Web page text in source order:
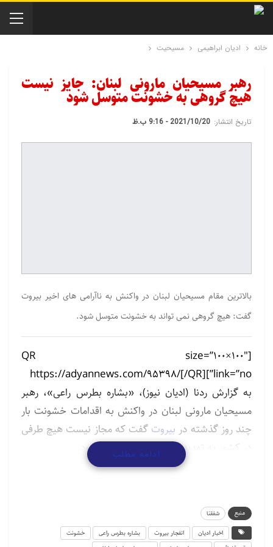
خانه ادیان ابراهیمی مسیحیت
رهبر مسیحیان مارونی لبنان: جایز نیست
هیچ گروهی به خشونت متوسل شود
تاریخ انتشار: 2021/10/20 - 9:16 ب.ظ
بالاترین مقام مسیحیان لبنان در واکنش به ناآرامی های اخیر بیروت
گفت: هیچ گروهی نمی تواند به خشونت متوسل شود.
[QR size=”100×100″
link=”no”]https://adyannews.com/95398/[/QR]
به گزارش ردنا (ادیان نیوز)، «بشاره بطرس راعی»، رهبر
مسیحیان مارونی لبنان در واکنش به اقدامات خشونت بار
چند روز گذشته در بیروت گفت که مجاز نیست هیچ طرفی
در کشور به تهدید و یا خشونت متوسل شود.
وی افزود: مجلس نمایندگان باید جلسه تشکیل دهد و
قانون احترام بگذارد.
رهبر مسیحیان مارونی لبنان خاطرنشان کردکه ارتش در امر
ادامه مطلب
منبع
شفقنا
اخبار ادیان
انفجار بیروت بشاره بطرس راعی
خشونت